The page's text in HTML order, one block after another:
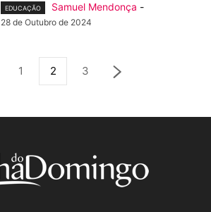
EDUCAÇÃO Samuel Mendonça -
28 de Outubro de 2024
1 2 3